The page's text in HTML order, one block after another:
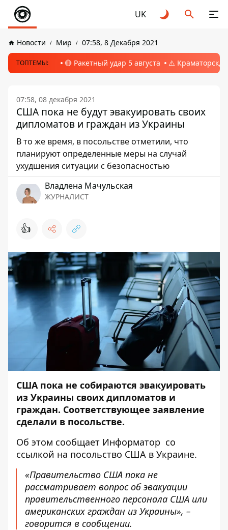
UK
Новости Мир 07:58, 8 Декабря 2021
ТОПТЕМЫ: 🔴 Ракетный удар 5 августа ⚠️ Краматорск,
07:58, 08 декабря 2021
США пока не будут эвакуировать своих
дипломатов и граждан из Украины
В то же время, в посольстве отметили, что
планируют определенные меры на случай
ухудшения ситуации с безопасностью
Владлена Мачульская
ЖУРНАЛИСТ
👍
США пока не собираются эвакуировать
из Украины своих дипломатов и
граждан. Соответствующее заявление
сделали в посольстве.
Об этом сообщает Информатор со
ссылкой на посольство США в Украине.
«Правительство США пока не
рассматривает вопрос об эвакуации
правительственного персонала США или
американских граждан из Украины», –
говорится в сообщении.